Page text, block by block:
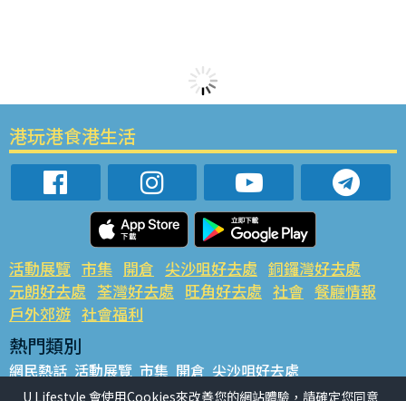
港玩港食港生活
活動展覽 市集 開倉 尖沙咀好去處 銅鑼灣好去處
元朗好去處 荃灣好去處 旺角好去處 社會 餐廳情報
戶外郊遊 社會福利
熱門類別
網民熱話 活動展覽 市集 開倉 尖沙咀好去處
銅鑼灣好去處 元朗好去處 荃灣好去處 旺角好去處 社會
U Lifestyle 會使用Cookies來改善您的網站體驗，請確定您同意